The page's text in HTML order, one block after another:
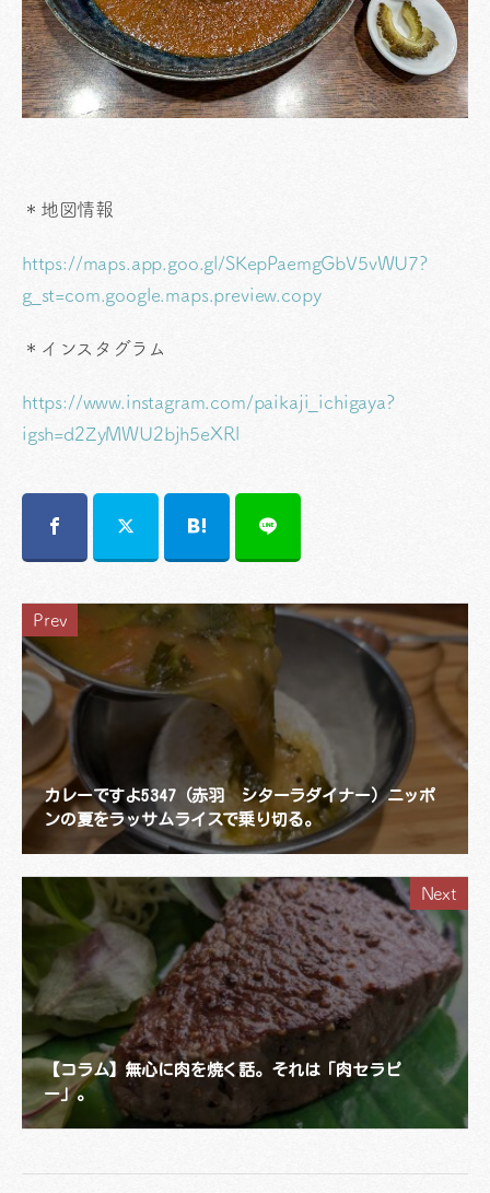
＊地図情報
https://maps.app.goo.gl/SKepPaemgGbV5vWU7?
g_st=com.google.maps.preview.copy
＊インスタグラム
https://www.instagram.com/paikaji_ichigaya?
igsh=d2ZyMWU2bjh5eXRl
Prev
カレーですよ5347（赤羽 シターラダイナー）ニッポ
ンの夏をラッサムライスで乗り切る。
Next
【コラム】無心に肉を焼く話。それは「肉セラピ
ー」。